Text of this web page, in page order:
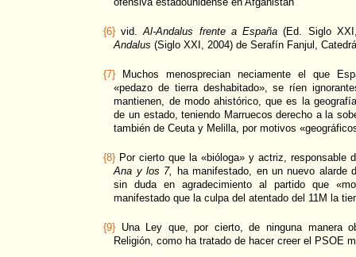
{6} vid.Al-Andalus frente a España (Ed. Siglo
Andalus (Siglo XXI, 2004) de Serafín Fanjul,
{7} Muchos menosprecian neciamente el que
«pedazo de tierra deshabitado», se ríen
mantienen, de modo ahistórico, que es la
de un estado, teniendo Marruecos derecho a la
también de Ceuta y Melilla, por motivos
{8} Por cierto que la «bióloga» y actriz, responsable
Ana y los 7,
ha manifestado, en un nuevo alarde
sin duda en agradecimiento al partido que
manifestado que la culpa del atentado del 11M la
{9} Una Ley que, por cierto, de ninguna manera
Religión, como ha tratado de hacer creer el PSOE